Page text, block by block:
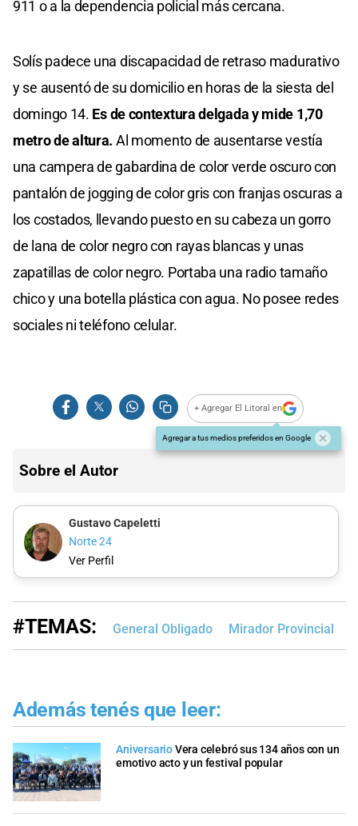
911 o a la dependencia policial más cercana.
Solís padece una discapacidad de retraso madurativo
y se ausentó de su domicilio en horas de la siesta del
domingo 14. Es de contextura delgada y mide 1,70
metro de altura. Al momento de ausentarse vestía
una campera de gabardina de color verde oscuro con
pantalón de jogging de color gris con franjas oscuras a
los costados, llevando puesto en su cabeza un gorro
de lana de color negro con rayas blancas y unas
zapatillas de color negro. Portaba una radio tamaño
chico y una botella plástica con agua. No posee redes
sociales ni teléfono celular.
+ Agregar El Litoral en
Agregar a tus medios preferidos en Google
Sobre el Autor
Gustavo Capeletti
Norte 24
Ver Perfil
#TEMAS: General Obligado Mirador Provincial
Además tenés que leer:
AniversarioVera celebró sus 134 años con un
emotivo acto y un festival popular